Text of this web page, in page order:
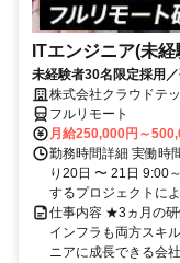
ITエンジニア(未
未経験者30名限定採用
株式会社クラウドテ
フルリモート
月給250,000円～
勤務時間詳細 実働時
り20日 〜 21日 9:00
するプロジェクトに
仕事内容 ★3ヵ月の
インフラも両方スキ
ニアに成長できる会